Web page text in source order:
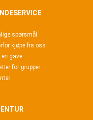
spørsmål
kjøpe fra oss
en gave
for grupper